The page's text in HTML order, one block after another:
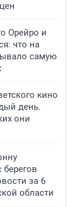
Орейро и
что на
самую
кино
день.
они
за 6
области